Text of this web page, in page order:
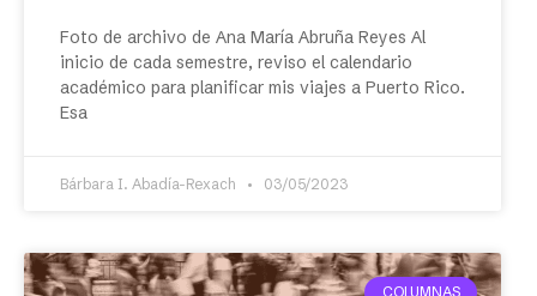
Foto de archivo de Ana María Abruña Reyes Al
inicio de cada semestre, reviso el calendario
académico para planificar mis viajes a Puerto Rico.
Esa
Bárbara I. Abadía-Rexach 03/05/2023
COLUMNAS